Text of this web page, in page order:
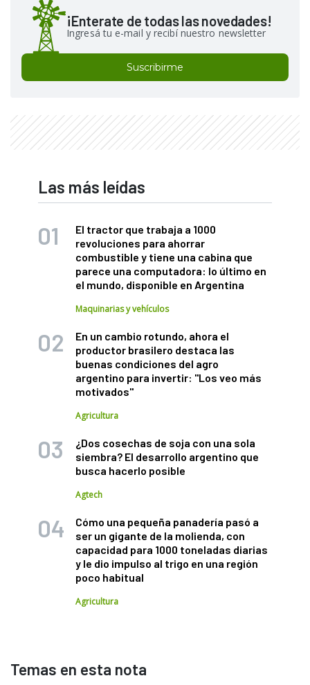
¡Enterate de todas las novedades!
Ingresá tu e-mail y recibí nuestro newsletter
Suscribirme
Las más leídas
El tractor que trabaja a 1000
revoluciones para ahorrar
combustible y tiene una cabina que
parece una computadora: lo último en
el mundo, disponible en Argentina
Maquinarias y vehículos
En un cambio rotundo, ahora el
productor brasilero destaca las
buenas condiciones del agro
argentino para invertir: "Los veo más
motivados"
Agricultura
¿Dos cosechas de soja con una sola
siembra? El desarrollo argentino que
busca hacerlo posible
Agtech
Cómo una pequeña panadería pasó a
ser un gigante de la molienda, con
capacidad para 1000 toneladas diarias
y le dio impulso al trigo en una región
poco habitual
Agricultura
Temas en esta nota